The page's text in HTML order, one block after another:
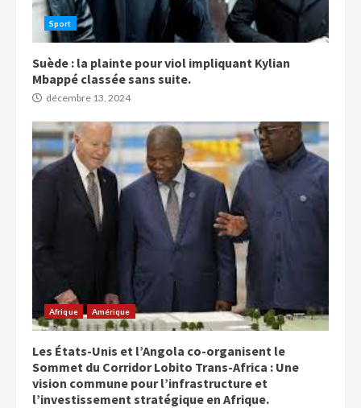
Sport
Suède : la plainte pour viol impliquant Kylian
Mbappé classée sans suite.
décembre 13, 2024
Afrique Amérique
Les États-Unis et l’Angola co-organisent le
Sommet du Corridor Lobito Trans-Africa : Une
vision commune pour l’infrastructure et
l’investissement stratégique en Afrique.